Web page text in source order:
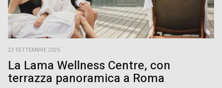
23 SETTEMBRE 2025
La Lama Wellness Centre, con
terrazza panoramica a Roma